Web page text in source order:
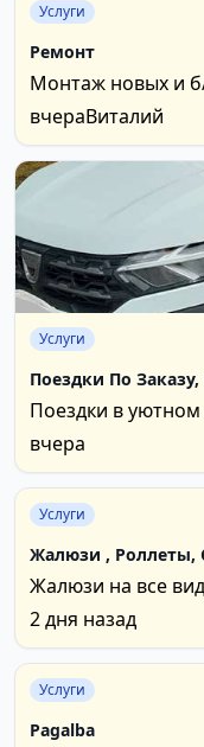
Услуги
Ремонт
Монтаж новых и
дачи подвалы. В
кладовых и...
вчераВиталий
Услуги
Поездки По
Поездки в
по
Зарасай,...
вчера
Услуги
Жалюзи , Роллеты,
Двери Из Пластика.
Жалюзи на все
Ролеты ( в том
2 дня назад
Услуги
Pagalba